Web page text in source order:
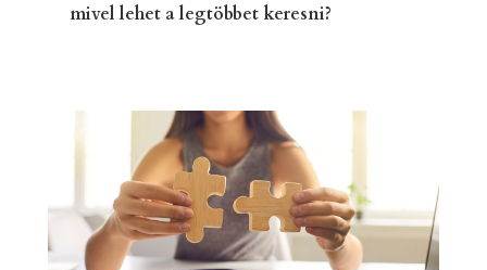
mivel lehet a legtöbbet keresni?